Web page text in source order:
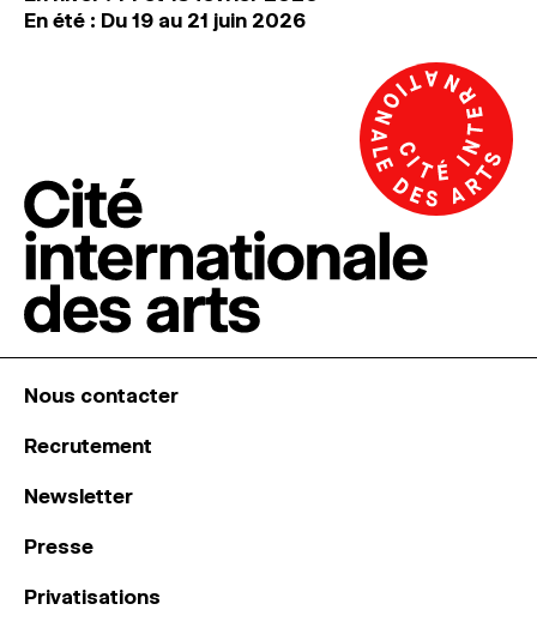
En été : Du 19 au 21 juin 2026
Nous contacter
Recrutement
Newsletter
Presse
Privatisations